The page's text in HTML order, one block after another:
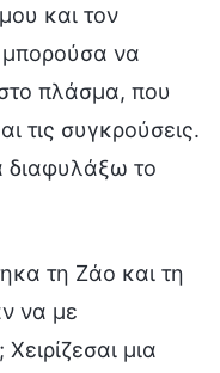
και τον
μπορούσα να
πλάσμα, που
τις συγκρούσεις.
διαφυλάξω το
τη Ζάο και τη
να με
μια